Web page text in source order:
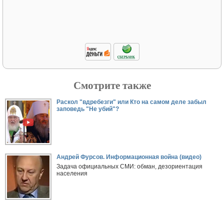
Смотрите также
Раскол "вдребезги" или Кто на самом деле забыл
заповедь "Не убий"?
Андрей Фурсов. Информационная война (видео)
Задача официальных СМИ: обман, дезориентация
населения